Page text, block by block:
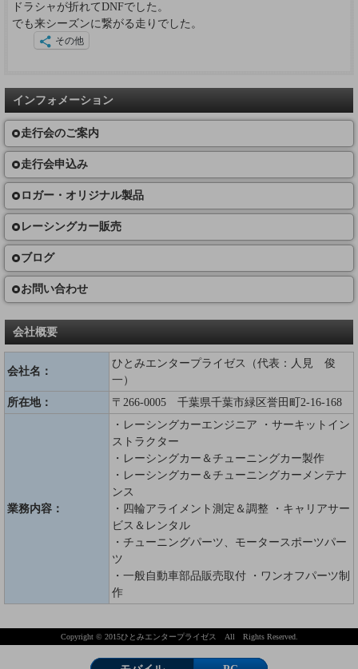
ドラシャが折れてDNFでした。
でも来シーズンに繋がる走りでした。
その他
インフォメーション
走行会のご案内
走行会申込み
ロガー・オリジナル製品
レーシングカー販売
ブログ
お問い合わせ
会社概要
会社名：
ひとみエンタープライゼス（代表：人見 俊
一）
所在地：
〒266-0005 千葉県千葉市緑区誉田町2-16-168
業務内容：
・レーシングカーエンジニア ・サーキットイン
ストラクター
・レーシングカー＆チューニングカー製作
・レーシングカー＆チューニングカーメンテナ
ンス
・四輪アライメント測定＆調整 ・キャリアサー
ビス＆レンタル
・チューニングパーツ、モータースポーツパー
ツ
・一般自動車部品販売取付 ・ワンオフパーツ制
作
Copyright © 2015ひとみエンタープライゼス All Rights Reserved.